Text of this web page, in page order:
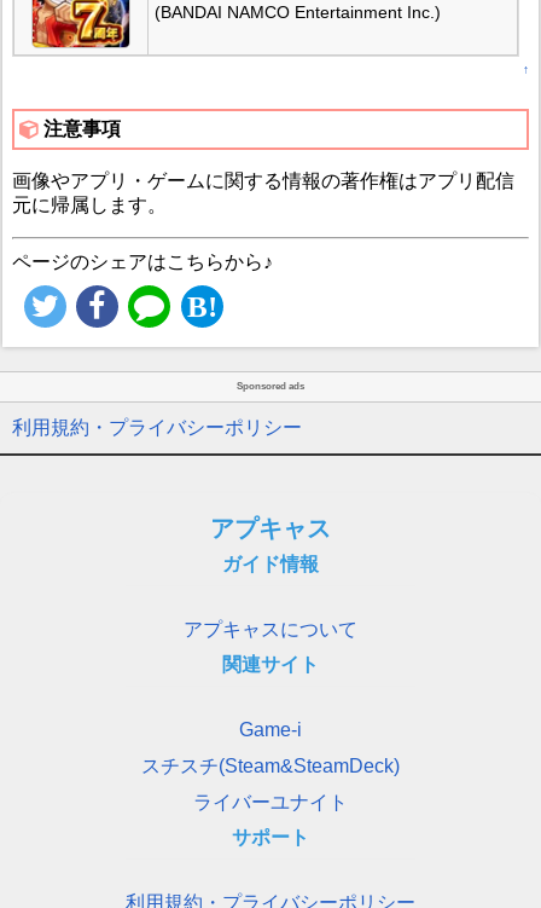
(BANDAI NAMCO Entertainment Inc.)
↑
注意事項
画像やアプリ・ゲームに関する情報の著作権はアプリ配信
元に帰属します。
ページのシェアはこちらから♪
Sponsored ads
利用規約・プライバシーポリシー
アプキャス
ガイド情報
アプキャスについて
関連サイト
Game-i
スチスチ(Steam&SteamDeck)
ライバーユナイト
サポート
利用規約・プライバシーポリシー